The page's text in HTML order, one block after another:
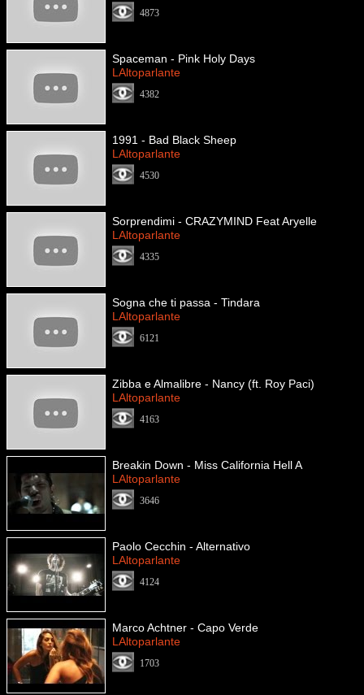
4873
Spaceman - Pink Holy Days
LAltoparlante
4382
1991 - Bad Black Sheep
LAltoparlante
4530
Sorprendimi - CRAZYMIND Feat Aryelle
LAltoparlante
4335
Sogna che ti passa - Tindara
LAltoparlante
6121
Zibba e Almalibre - Nancy (ft. Roy Paci)
LAltoparlante
4163
Breakin Down - Miss California Hell A
LAltoparlante
3646
Paolo Cecchin - Alternativo
LAltoparlante
4124
Marco Achtner - Capo Verde
LAltoparlante
1703